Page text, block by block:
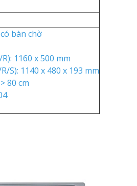
bàn chờ
1160 x 500 mm
S): 1140 x 480 x 193 mm
80 cm